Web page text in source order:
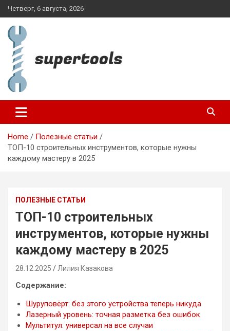
Skip
to
content
Четверг, 6 августа, 2026
supertools.com.ua
Home
Полезные статьи
ТОП-10 строительных инструментов, которые нужны
каждому мастеру в 2025
ПОЛЕЗНЫЕ СТАТЬИ
ТОП-10 строительных
инструментов, которые нужны
каждому мастеру в 2025
28.12.2025 Лилия Казакова
Содержание:
Шуруповёрт: без этого устройства теперь никуда
Лазерный уровень: точная разметка без ошибок
Мультитул: универсал на все случаи